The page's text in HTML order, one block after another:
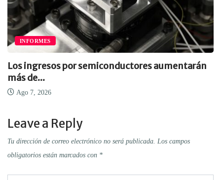
INFORMES
Los ingresos por semiconductores aumentarán
más de...
Ago 7, 2026
Leave a Reply
Tu dirección de correo electrónico no será publicada. Los campos
obligatorios están marcados con *